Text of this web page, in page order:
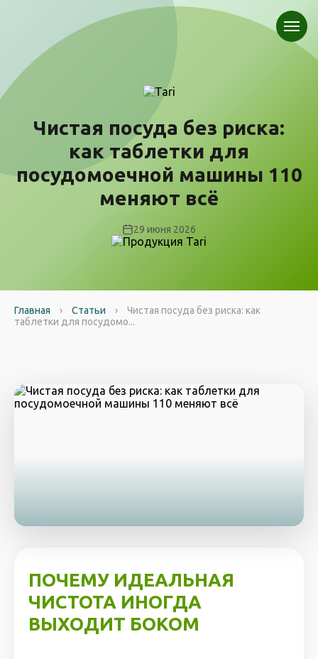
Чистая посуда без риска:
как таблетки для
посудомоечной машины 110
меняют всё
29 июня 2026
Главная › Статьи ›
Чистая посуда без риска: как
таблетки для посудомо...
ПОЧЕМУ ИДЕАЛЬНАЯ
ЧИСТОТА ИНОГДА
ВЫХОДИТ БОКОМ